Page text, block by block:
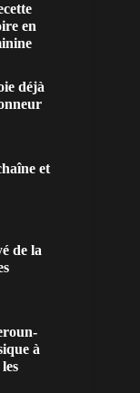
en
déjà
et
de la
à